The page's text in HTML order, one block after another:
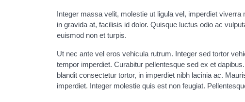
Integer massa velit, molestie ut ligula vel, imperdiet
in gravida at, facilisis id dolor. Quisque luctus odio ac
euismod non et turpis.
Ut nec ante vel eros vehicula rutrum. Integer sed tortor
tempor imperdiet. Curabitur pellentesque sed ex et
blandit consectetur tortor, in imperdiet nibh lacinia ac.
imperdiet. Integer molestie quis est non feugiat.